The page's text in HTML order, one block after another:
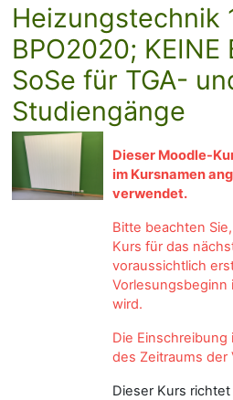
Heizungstechnik
BPO2020; KEINE
SoSe für TGA-
Studiengänge
Dieser Moodle-
im Kursnamen
verwendet.
Bitte beachten
Kurs für das
voraussichtlich
wird.
Die Einschreibung
des Zeitraums der
Dieser Kurs